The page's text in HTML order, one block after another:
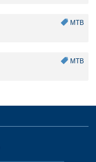
MTB
MTB